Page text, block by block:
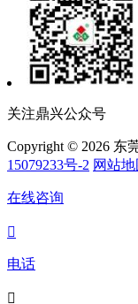
关注鼎兴公众号
Copyright © 2026 东
15079233号-2 网站地
在线咨询

电话
